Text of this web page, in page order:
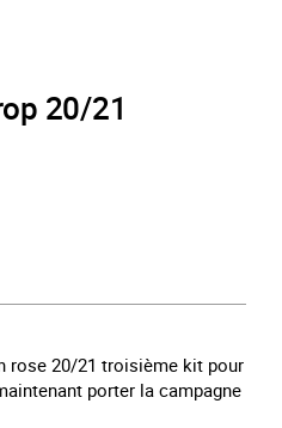
20/21
rose 20/21 troisième kit pour
porter la campagne